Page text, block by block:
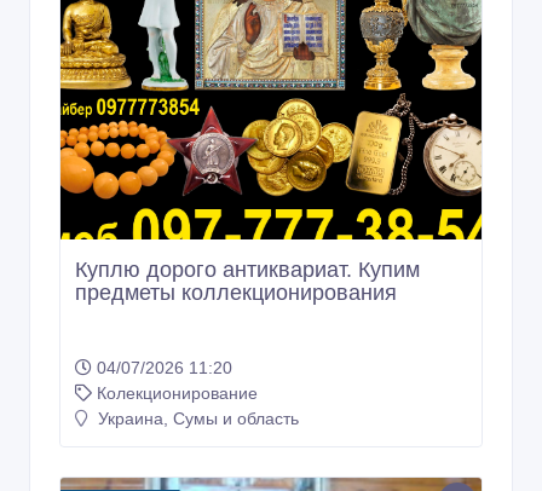
Куплю дорого антиквариат. Купим
предметы коллекционирования
04/07/2026 11:20
Колекционирование
Украина, Сумы и область